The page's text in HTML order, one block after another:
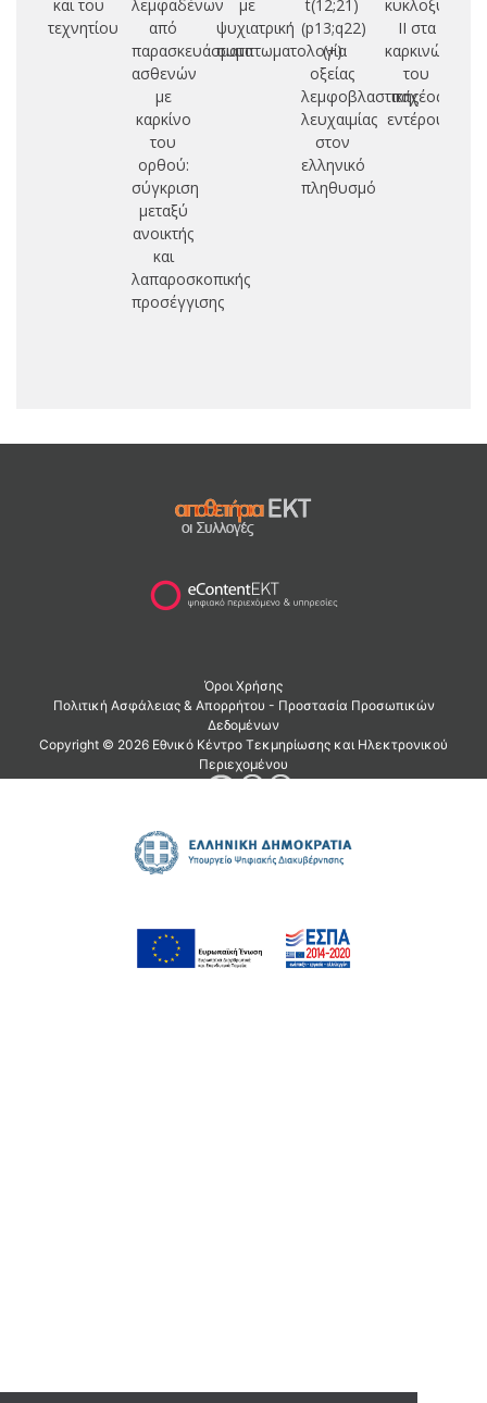
και του
τεχνητίου
λεμφαδένων
από
παρασκευάσματα
ασθενών
με
καρκίνο
του
ορθού:
σύγκριση
μεταξύ
ανοικτής
και
λαπαροσκοπικής
προσέγγισης
με
ψυχιατρική
συμπτωματολογία
t(12;21)
(p13;q22)
(+)
οξείας
λεμφοβλαστικής
λευχαιμίας
στον
ελληνικό
πληθυσμό
ΙΙ στα
καρκινώματα
του
παχέος
εντέρου